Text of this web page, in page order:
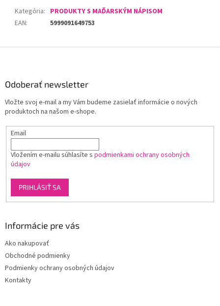
Kategória: PRODUKTY S MAĎARSKÝM NÁPISOM
EAN: 5999091649753
Odoberať newsletter
Vložte svoj e-mail a my Vám budeme zasielať informácie o nových
produktoch na našom e-shope.
Email
Vložením e-mailu súhlasíte s podmienkami ochrany osobných
údajov
PRIHLÁSIŤ SA
Informácie pre vás
Ako nakupovať
Obchodné podmienky
Podmienky ochrany osobných údajov
Kontakty